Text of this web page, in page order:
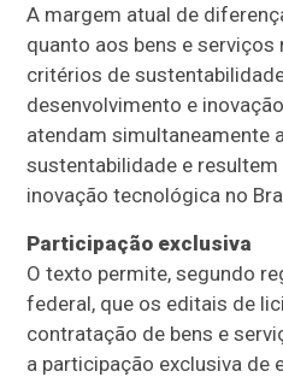
A margem atual de
quanto aos bens e serviços
critérios de
desenvolvimento e
atendam simultaneamente
sustentabilidade e
inovação tecnológica no
Participação exclusiva
O texto permite, segundo
federal, que os editais de
contratação de bens e
a participação exclusiva de